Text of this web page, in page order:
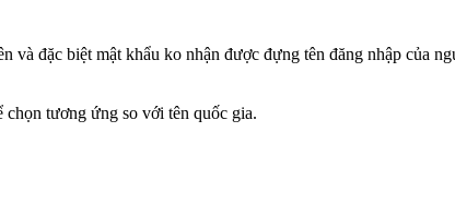
và đặc biệt mật khẩu ko nhận được đựng tên đăng nhập của
tương ứng so với tên quốc gia.